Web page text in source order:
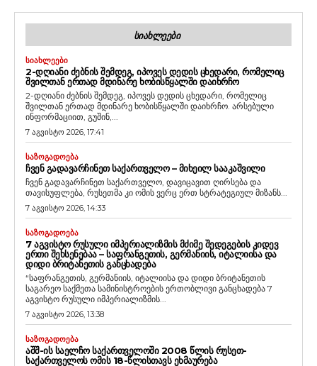
ᲡᲘᲐᲮᲚᲔᲔᲑᲘ
ᲡᲘᲐᲮᲚᲔᲔᲑᲘ
2-ᲓᲦᲘᲐᲜᲘ ᲫᲔᲑᲜᲘᲡ ᲨᲔᲛᲓᲔᲒ, ᲘᲞᲝᲕᲔᲡ ᲓᲔᲓᲘᲡ ᲪᲮᲔᲓᲐᲠᲘ, ᲠᲝᲛᲔᲚᲘᲪ
ᲨᲕᲘᲚᲗᲐᲜ ᲔᲠᲗᲐᲓ ᲛᲓᲘᲜᲐᲠᲔ ᲮᲝᲑᲘᲡᲬᲧᲐᲚᲨᲘ ᲓᲐᲘᲮᲠᲩᲝ
2-დღიანი ძებნის შემდეგ, იპოვეს დედის ცხედარი, რომელიც
შვილთან ერთად მდინარე ხობისწყალში დაიხრჩო. არსებული
ინფორმაციით, გუშინ,...
7 აგვისტო 2026, 17:41
ᲡᲐᲖᲝᲒᲐᲓᲝᲔᲑᲐ
ᲩᲕᲔᲜ ᲒᲐᲓᲐᲕᲐᲠᲩᲘᲜᲔᲗ ᲡᲐᲥᲐᲠᲗᲕᲔᲚᲝ – ᲛᲘᲮᲔᲘᲚ ᲡᲐᲐᲙᲐᲨᲕᲘᲚᲘ
ჩვენ გადავარჩინეთ საქართველო, დავიცავით ღირსება და
თავისუფლება, რუსეთმა კი ომის ვერც ერთ სტრატეგიულ მიზანს...
7 აგვისტო 2026, 14:33
ᲡᲐᲖᲝᲒᲐᲓᲝᲔᲑᲐ
7 ᲐᲒᲕᲘᲡᲢᲝ ᲠᲣᲡᲣᲚᲘ ᲘᲛᲞᲔᲠᲘᲐᲚᲘᲖᲛᲘᲡ ᲛᲫᲘᲛᲔ ᲨᲔᲓᲔᲒᲔᲑᲘᲡ ᲙᲘᲓᲔᲕ
ᲔᲠᲗᲘ ᲨᲔᲮᲡᲔᲜᲔᲑᲐᲐ – ᲡᲐᲤᲠᲐᲜᲒᲔᲗᲘᲡ, ᲒᲔᲠᲛᲐᲜᲘᲘᲡ, ᲘᲢᲐᲚᲘᲘᲡᲐ ᲓᲐ
ᲓᲘᲓᲘ ᲑᲠᲘᲢᲐᲜᲔᲗᲘᲡ ᲒᲐᲜᲪᲮᲐᲓᲔᲑᲐ
“საფრანგეთის, გერმანიის, იტალიისა და დიდი ბრიტანეთის
საგარეო საქმეთა სამინისტროების ერთობლივი განცხადება 7
აგვისტო რუსული იმპერიალიზმის...
7 აგვისტო 2026, 13:38
ᲡᲐᲖᲝᲒᲐᲓᲝᲔᲑᲐ
ᲐᲨᲨ-ᲘᲡ ᲡᲐᲔᲚᲩᲝ ᲡᲐᲥᲐᲠᲗᲕᲔᲚᲝᲨᲘ 2008 ᲬᲚᲘᲡ ᲠᲣᲡᲔᲗ-
ᲡᲐᲥᲐᲠᲗᲕᲔᲚᲝᲡ ᲝᲛᲘᲡ 18-ᲬᲚᲘᲡᲗᲐᲕᲡ ᲔᲮᲛᲐᲣᲠᲔᲑᲐ